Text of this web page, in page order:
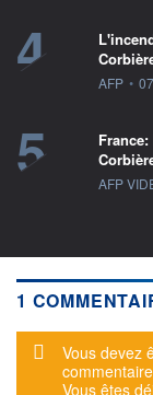
4 AFP •
5 AFP
1
Message
Vous devez
Vous êtes